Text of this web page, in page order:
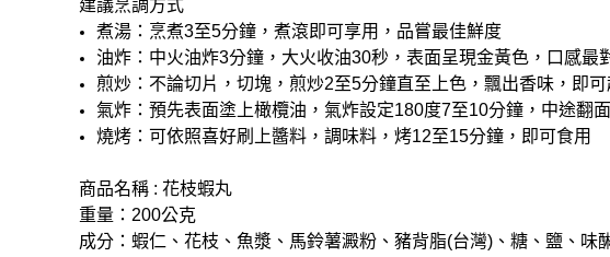
建議烹調方式
煮湯：烹煮3至5分鐘，煮滾即可享用，品嘗最佳鮮度
油炸：中火油炸3分鐘，大火收油30秒，表面呈現金黃色，口感最
煎炒：不論切片，切塊，煎炒2至5分鐘直至上色，飄出香味，即可
氣炸：預先表面塗上橄欖油，氣炸設定180度7至10分鐘，中途翻
燒烤：可依照喜好刷上醬料，調味料，烤12至15分鐘，即可食用
商品名稱 : 花枝蝦丸
重量：200公克
成分：蝦仁、花枝、⿂漿、⾺鈴薯澱粉、豬背脂(台灣)、糖、鹽、